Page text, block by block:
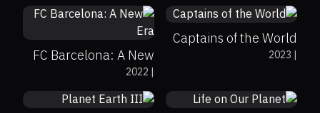
Captains of the World
|
2023
7.4
FC Barcelona: A New
Era|
2022